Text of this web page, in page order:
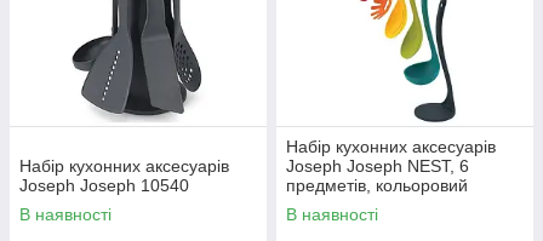
Набір кухонних аксесуарів
Joseph Joseph 10540
В наявності
Набір кухонних аксесуарів
Joseph Joseph NEST, 6
предметів, кольоровий
(10124)
В наявності